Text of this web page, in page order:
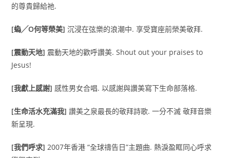
的尊貴歸給祂.
[蟡╱O何等榮美] 沉浸在弦樂的浪潮中. 享受寶座前榮美敬拜.
[震動天地] 震動天地的歡呼讚美. Shout out your praises to
Jesus!
[我獻上感謝] 感性男女合唱. 以感謝與讚美寫下生命部落格.
[生命活水充滿我] 讚美之泉最長的敬拜詩歌. 一分不滅 敬拜音樂
新呈現.
[我們呼求]2007年香港 “全球禱告日”主題曲. 熱淚盈眶同心呼求